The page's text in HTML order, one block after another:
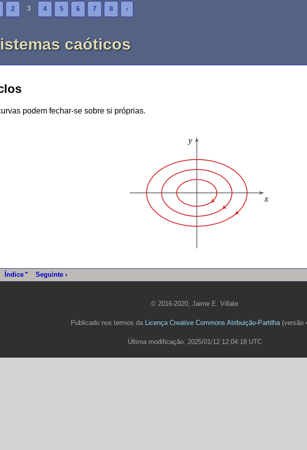
2 3 4 5 6 7 8 ›
caóticos
podem fechar-se sobre si próprias.
Índice⌃ Seguinte ›
© 2016-2020, Jaime E. Villate
Publicado nos termos da Licença Creative Commons Atribuição-Partilha(versão
Última modificação: 2025/01/12 12:04:18 UTC